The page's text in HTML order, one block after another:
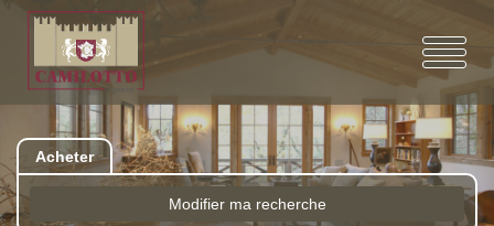
Acheter
Modifier ma recherche